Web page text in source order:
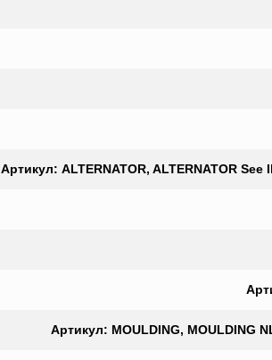
Артикул: ALTERNATOR, ALTERNATOR
Артикул: MOULDING, MOULDING